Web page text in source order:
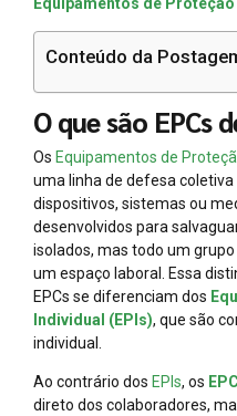
Conteúdo da
O que são EPCs
Os Equipamentos de
uma linha de defesa
dispositivos, sistemas ou
desenvolvidos para
isolados, mas todo um
um espaço laboral. Essa
EPCs se diferenciam dos
Individual (EPIs), que são
individual.
Ao contrário dos EPIs, os
direto dos colaboradores,